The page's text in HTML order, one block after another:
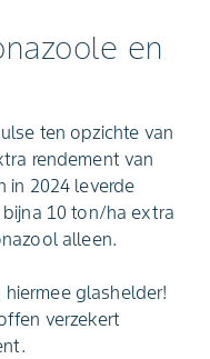
en
ten opzichte van
rendement van
in 2024 leverde
10 ton/ha extra
alleen.
glashelder!
verzekert